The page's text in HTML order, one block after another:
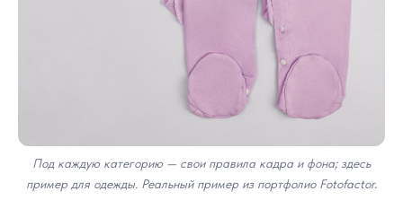
Под каждую категорию — свои правила кадра и фона; здесь
пример для одежды. Реальный пример из портфолио Fotofactor.